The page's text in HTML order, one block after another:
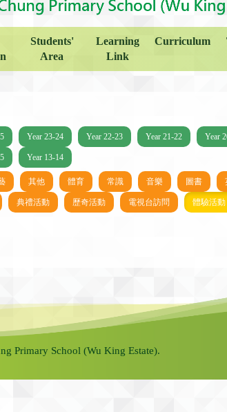
Students'
Area
Learning
Link
Curriculum
Year 23-24 Year 22-23 Year 21-22 Year
Year 13-14
其他 體育 常識 音樂 圖書
典禮活動 歷奇活動 電視台訪問 體驗活動
Primary School (Wu King Estate).